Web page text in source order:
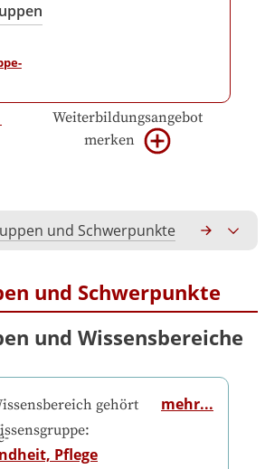
Weiterbildungsangebot
merken
und Schwerpunkte
und Schwerpunkte
und Wissensbereiche
gehört
Pflege
mehr...